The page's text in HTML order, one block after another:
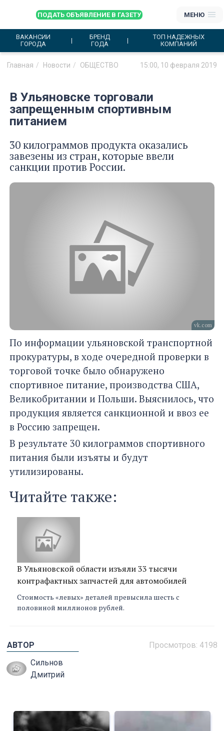
ПОДАТЬ ОБЪЯВЛЕНИЕ В ГАЗЕТУ МЕНЮ
ВАКАНСИИ
ГОРОДА
БРЕНД
ГОДА
ТОП НАДЕЖНЫХ
КОМПАНИЙ
Главная Новости ОБЩЕСТВО 15:00, 10 февраля 2019
В Ульяновске торговали
запрещенным спортивным
питанием
30 килограммов продукта оказались
завезены из стран, которые ввели
санкции против России.
vk.com
По информации ульяновской транспортной
прокуратуры, в ходе очередной проверки в
торговой точке было обнаружено
спортивное питание, производства США,
Великобритании и Польши. Выяснилось, что
продукция является санкционной и ввоз ее
в Россию запрещен.
В результате 30 килограммов спортивного
питания были изъяты и будут
утилизированы.
Читайте также:
В Ульяновской области изъяли 33 тысячи
контрафактных запчастей для автомобилей
Стоимость «левых» деталей превысила шесть с
половиной миллионов рублей.
Просмотров: 4198
АВТОР
Сильнов
Дмитрий